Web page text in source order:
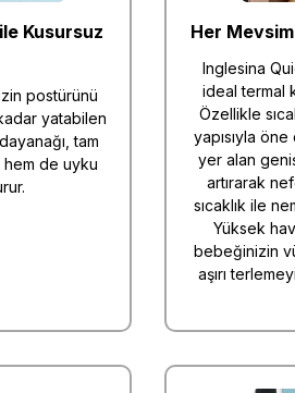
Kusursuz
postürünü
yatabilen
tam
de uyku
Her
Inglesina
ideal termal
Özellikle
yapısıyla
yer alan
artırarak
sıcaklık ile
Yüksek
bebeğinizin
aşırı